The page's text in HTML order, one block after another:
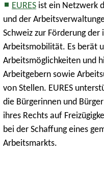
EURES ist ein Netzwerk
und der
Schweiz zur Förderung
Arbeitsmobilität. Es berät
Arbeitsmöglichkeiten und
Arbeitgebern sowie
von Stellen. EURES
die Bürgerinnen und
ihres Rechts auf
bei der Schaffung eines
Arbeitsmarkts.